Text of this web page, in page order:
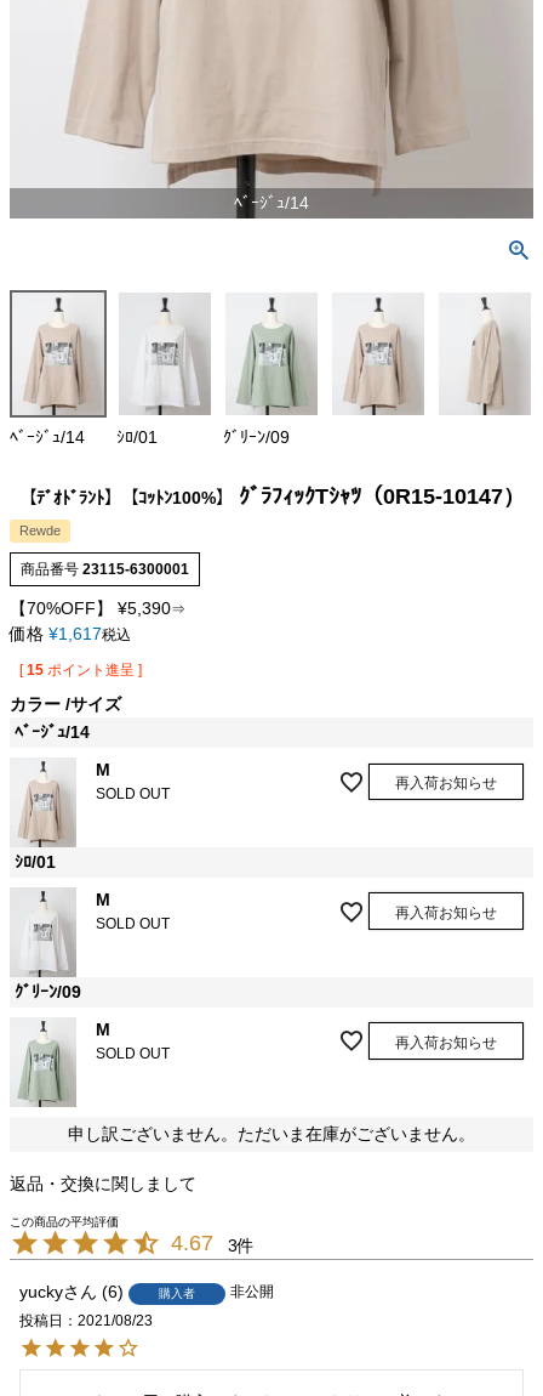
ﾍﾞｰｼﾞｭ/14
ﾍﾞｰｼﾞｭ/14 ｼﾛ/01 ｸﾞﾘｰﾝ/09
【ﾃﾞｵﾄﾞﾗﾝﾄ】【ｺｯﾄﾝ100%】 ｸﾞﾗﾌｨｯｸTｼｬﾂ（0R15-10147）
Rewde
商品番号 23115-6300001
【70%OFF】 ¥5,390⇒
価格 ¥1,617税込
[ 15 ポイント進呈 ]
カラー サイズ
ﾍﾞｰｼﾞｭ/14
M
SOLD OUT
再入荷お知らせ
ｼﾛ/01
M
SOLD OUT
再入荷お知らせ
ｸﾞﾘｰﾝ/09
M
SOLD OUT
再入荷お知らせ
申し訳ございません。ただいま在庫がございません。
返品・交換に関しまして
4.67 3
yucky 6 購入者
非公開
投稿日
2021/08/23